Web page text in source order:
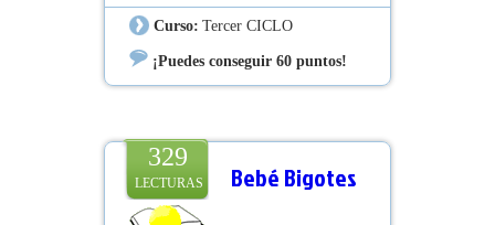
crecer y a no necesitarlos. Pero hay
algo que no encaja, y la pregunta de
protagonistas, policías y lectores es:
Curso: Tercer CICLO
¡Puedes conseguir 60 puntos!
329
LECTURAS Bebé Bigotes